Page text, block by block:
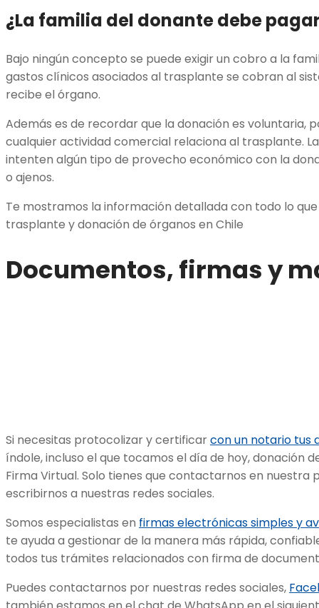
¿La familia del donante debe
Bajo ningún concepto se puede exigir un cobro a la
gastos clínicos asociados al trasplante se cobran al
recibe el órgano.
Además es de recordar que la donación es voluntaria,
cualquier actividad comercial relaciona al trasplante.
intenten algún tipo de provecho económico con la
o ajenos.
Te mostramos la información detallada con todo lo
trasplante y donación de órganos en Chile
Documentos, firmas y
Si necesitas protocolizar y certificarcon un notario tus
índole, incluso el que tocamos el día de hoy, donación
Firma Virtual. Solo tienes que contactarnos en nuestra
escribirnos a nuestras redes sociales.
Somos especialistas en firmas electrónicas simples y
te ayuda a gestionar de la manera más rápida,
todos tus trámites relacionados con firma de
Puedes contactarnos por nuestras redes sociales,